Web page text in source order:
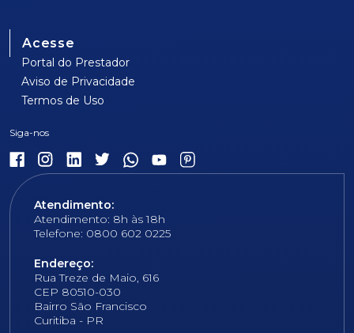
Acesse
Portal do Prestador
Aviso de Privacidade
Termos de Uso
Atendimento:
Atendimento: 8h às 18h
Telefone: 0800 602 0225
Endereço:
Rua Treze de Maio, 616
CEP 80510-030
Bairro São Francisco
Curitiba - PR